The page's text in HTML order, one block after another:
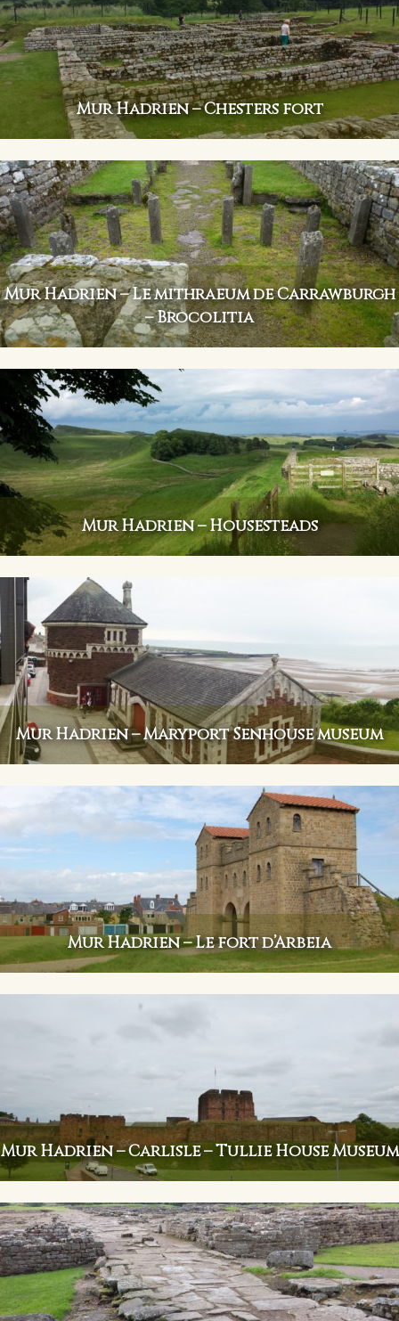
Mur Hadrien – Chesters fort
Mur Hadrien – Le mithraeum de Carrawburgh
– Brocolitia
Mur Hadrien – Housesteads
Mur Hadrien – Maryport Senhouse museum
Mur Hadrien – Le fort d’Arbeia
Mur Hadrien – Carlisle – Tullie House Museum